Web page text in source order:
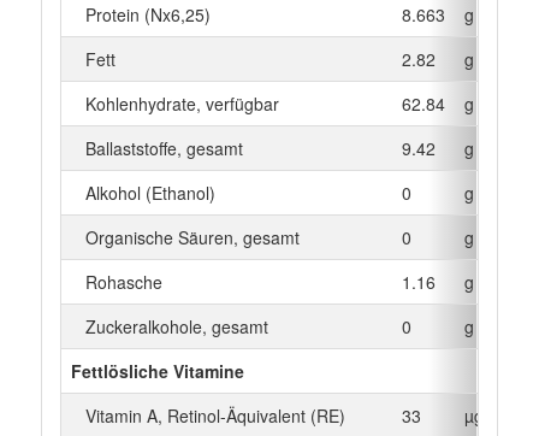
Protein (Nx6,25)
8.663
g
Fett
2.82
g
Kohlenhydrate, verfügbar
62.84
g
Ballaststoffe, gesamt
9.42
g
Alkohol (Ethanol)
0
g
Organische Säuren, gesamt
0
g
Rohasche
1.16
g
Zuckeralkohole, gesamt
0
g
Fettlösliche Vitamine
Vitamin A, Retinol-Äquivalent (RE)
33
µg